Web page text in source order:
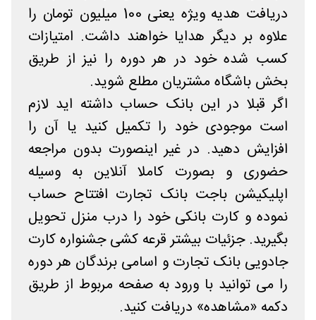
دریافت هدیه ویژه یعنی 100 میلیون تومان را
علاوه بر دیگر هدایا خواهند داشت. امتیازات
کسب شده خود در هر دوره را نیز از طریق
بخش باشگاه مشتریان مطلع شوید.
اگر قبلا در این بانک حساب داشته اید لازم
است موجودی خود را تکمیل کنید یا آن را
افزایش دهید. در غیر اینصورت بدون مراجعه
حضوری و بصورت کاملا آنلاین به وسیله
اپلیکیشن باجت بانک تجارت افتتاح حساب
نموده و کارت بانکی خود را درب منزل تحویل
بگیرید. جزئیات بیشتر قرعه کشی جشنواره کارت
جادویی بانک تجارت و اسامی برندگان هر دوره
را می توانید با ورود به صفحه مربوط از طریق
دکمه «مشاهده» دریافت کنید.